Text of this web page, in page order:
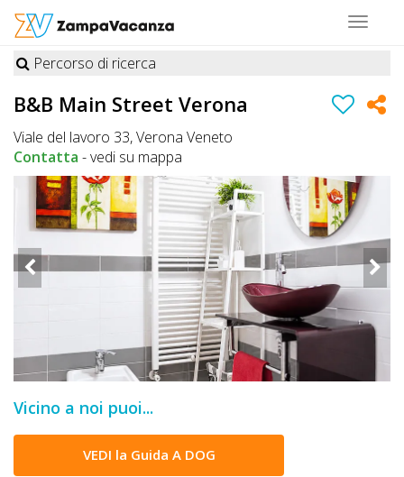
Toggle
STRUTTURE
A
DOG
LUOGHI
A
OFFERTE
A
DOG
Percorso di ricerca
B&B Main Street Verona
Viale del lavoro 33, Verona Veneto
Contatta -vedi su mappa
Vicino a noi puoi...
VEDI la Guida A DOG